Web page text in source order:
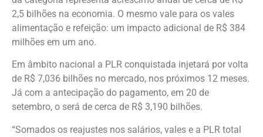
2,5 bilhões na economia. O mesmo vale para os vales
alimentação e refeição: um impacto adicional de R$ 384
milhões em um ano.
Em âmbito nacional a PLR conquistada injetará por volta
de R$ 7,036 bilhões no mercado, nos próximos 12 meses.
Já com a antecipação do pagamento, em 20 de
setembro, o será de cerca de R$ 3,190 bilhões.
“Somados os reajustes nos salários, vales e a PLR total